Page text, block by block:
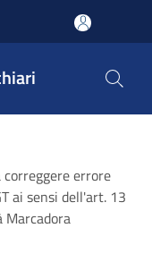
errore
ai sensi dell'art. 13
Marcadora